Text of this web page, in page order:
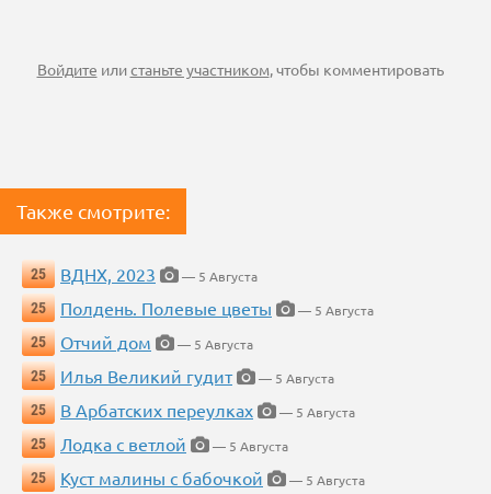
Войдите илистаньте участником, чтобы комментировать
Также смотрите:
25 ВДНХ, 2023
— 5 Августа
25
Полдень. Полевые цветы
— 5 Августа
25
Отчий дом
— 5 Августа
25
Илья Великий гудит
— 5 Августа
25
В Арбатских переулках
— 5 Августа
25
Лодка с ветлой
— 5 Августа
25
Куст малины с бабочкой
— 5 Августа